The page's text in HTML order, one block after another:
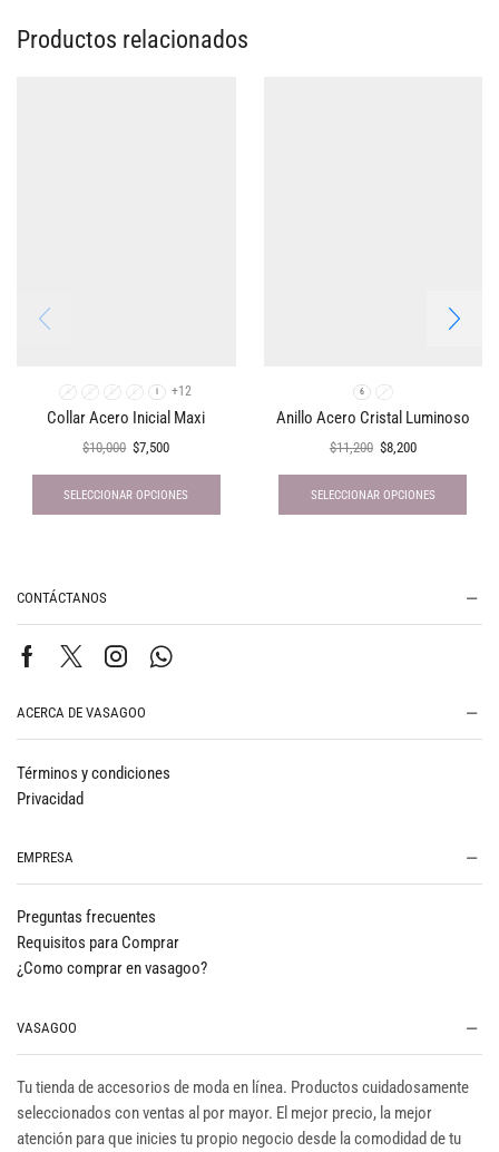
Productos relacionados
A D E +12
Collar Acero Inicial Maxi
$10,000 $7,500
SELECCIONAR OPCIONES
6 7
Anillo Acero Cristal Luminoso
$11,200 $8,200
SELECCIONAR OPCIONES
CONTÁCTANOS
ACERCA DE VASAGOO
Términos y condiciones
Privacidad
EMPRESA
Preguntas frecuentes
Requisitos para Comprar
¿Como comprar en vasagoo?
VASAGOO
Tu tienda de accesorios de moda en línea. Productos cuidadosamente
seleccionados con ventas al por mayor. El mejor precio, la mejor
atención para que inicies tu propio negocio desde la comodidad de tu